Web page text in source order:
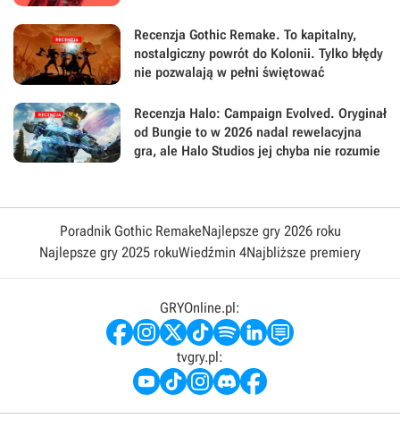
Recenzja Gothic Remake. To kapitalny,
nostalgiczny powrót do Kolonii. Tylko błędy
nie pozwalają w pełni świętować
Recenzja Halo: Campaign Evolved. Oryginał
od Bungie to w 2026 nadal rewelacyjna
gra, ale Halo Studios jej chyba nie rozumie
Poradnik Gothic RemakeNajlepsze gry 2026 roku
Najlepsze gry 2025 rokuWiedźmin 4Najbliższe premiery
GRYOnline.pl:
tvgry.pl: